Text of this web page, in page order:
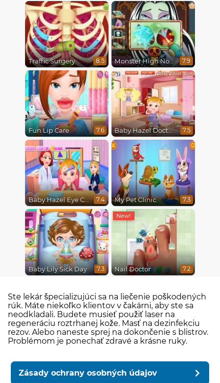
Traffic Surgery 8.5 Monster High Nose Doctor 7.9
Fun Lip Care 7.6 Baby Hazel Doctor Play 7.5
Baby Hazel Eye Care 7.4 My Pet Clinic 7.3
Baby Lily Sick Day 7.3 Nail Doctor 7.2
Ste lekár špecializujúci sa na liečenie poškodených
rúk. Máte niekoľko klientov v čakárni, aby ste sa
neodkladali. Budete musieť použiť laser na
regeneráciu roztrhanej kože. Masť na dezinfekciu
rezov. Alebo naneste sprej na dokončenie s blistrov.
Problémom je ponechať zdravé a krásne ruky.
Zásady ochrany osobných údajov